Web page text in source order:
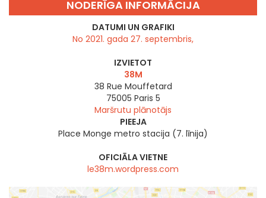
NODERĪGA INFORMĀCIJA
DATUMI UN GRAFIKI
No 2021. gada 27. septembris,
IZVIETOT
38M
38 Rue Mouffetard
75005 Paris 5
Maršrutu plānotājs
PIEEJA
Place Monge metro stacija (7. līnija)
OFICIĀLA VIETNE
le38m.wordpress.com